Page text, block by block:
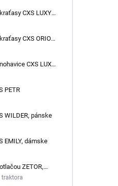
CXS LUXY
CXS ORION
CXS LUXY
PETR
WILDER, pánske
EMILY, dámske
ZETOR,
traktora